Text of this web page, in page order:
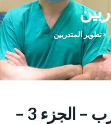
تطوير المتدربين
تدريب المتدرب – الجزء 3 –